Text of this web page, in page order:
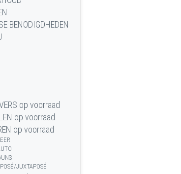
BENODIGDHEDEN
op voorraad
op voorraad
op voorraad
JUXTAPOSÉ